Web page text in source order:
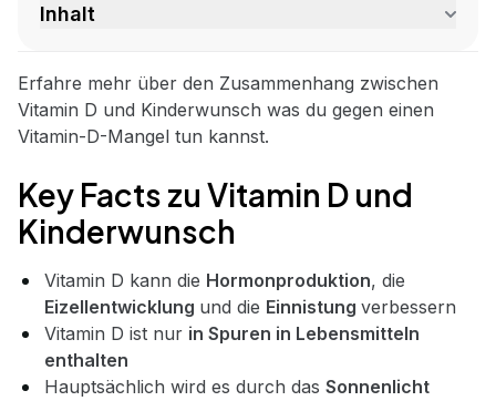
Inhalt
Erfahre mehr über den Zusammenhang zwischen
Vitamin D und Kinderwunsch was du gegen einen
Vitamin-D-Mangel tun kannst.
Key Facts zu Vitamin D und
Kinderwunsch
Vitamin D kann die Hormonproduktion, die
Eizellentwicklung und die Einnistung verbessern
Vitamin D ist nur in Spuren in Lebensmitteln
enthalten
Hauptsächlich wird es durch das Sonnenlicht